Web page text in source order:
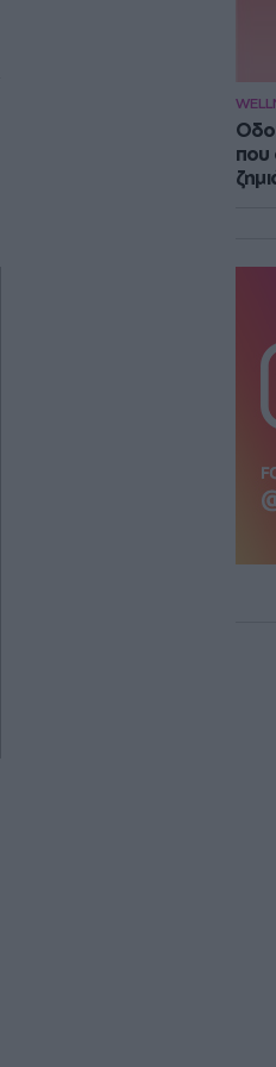
που